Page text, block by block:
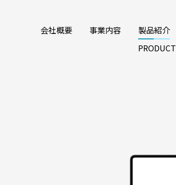
会社概要 事業内容
製品紹介
PRODUCT